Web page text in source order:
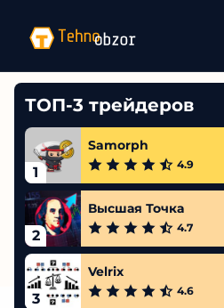
ТОП-3 трейдеров
1
Samorph
4.9
2
Высшая Точка
4.7
3
Velrix
4.6